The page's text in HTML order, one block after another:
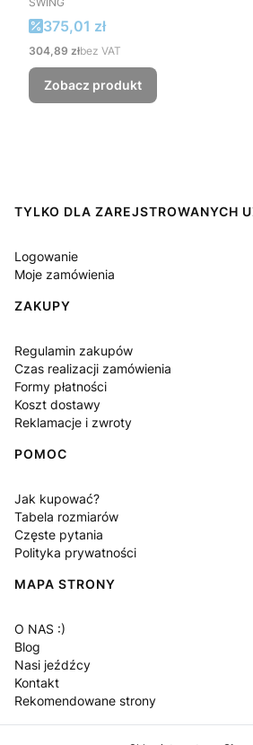
Cena promocyjna
375,01 zł
Cena
304,89 złbez VAT
Zobacz produkt
Linki w stopce
TYLKO DLA ZAREJSTROWANYCH
Logowanie
Moje zamówienia
ZAKUPY
Regulamin zakupów
Czas realizacji zamówienia
Formy płatności
Koszt dostawy
Reklamacje i zwroty
POMOC
Jak kupować?
Tabela rozmiarów
Częste pytania
Polityka prywatności
MAPA STRONY
O NAS :)
Blog
Nasi jeźdźcy
Kontakt
Rekomendowane strony